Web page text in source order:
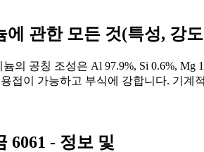
에 관한 모든 것(특성, 강
의 공칭 조성은 Al 97.9%, Si 0.6%, Mg
접이 가능하고 부식에 강합니다. 기계적
6061 - 정보 및